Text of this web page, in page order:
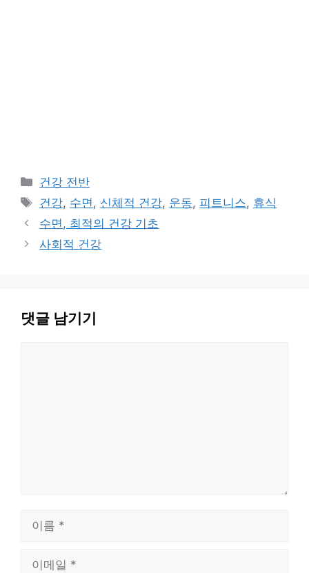
카
테
리
건강 전반
태
그
건강, 수면 , 신체적 건강, 운동, 피트니스, 휴식
수면, 최적의 건강 기초
사회적 건강
댓글 남기기